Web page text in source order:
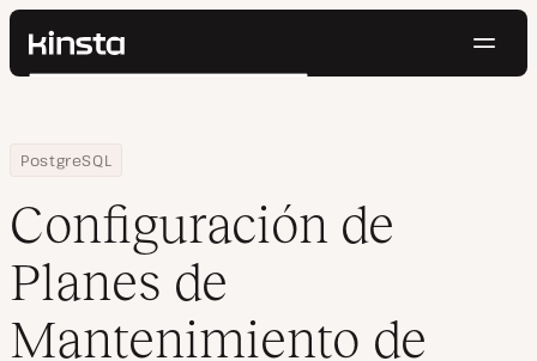
Kinsta®
Precios
Contacto
Buscar
Home
Centro de Recursos
Blog
PostgreSQL
Configuración de Planes de Mantenimiento de Bases de Datos
Configuración de
Planes de
Mantenimiento de